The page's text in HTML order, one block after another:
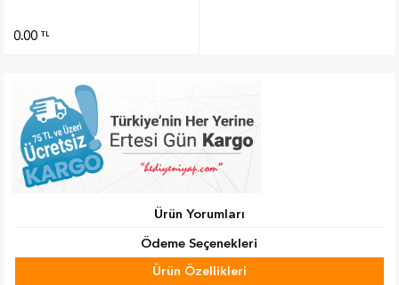
0.00 TL
Ürün Özellikleri
Ürün Yorumları
Ödeme Seçenekleri
Tab Başlık 2